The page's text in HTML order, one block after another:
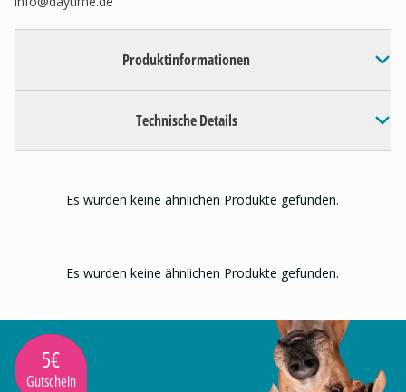
Produktinformationen
Technische Details
Es wurden keine ähnlichen Produkte gefunden.
Es wurden keine ähnlichen Produkte gefunden.
5€
Gutschein